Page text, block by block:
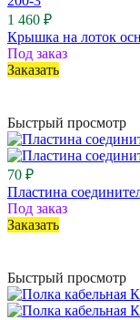
1 460 ₽
Крышка на лоток
Под заказ
Заказать
Быстрый просмотр
70 ₽
Пластина
Под заказ
Заказать
Быстрый просмотр